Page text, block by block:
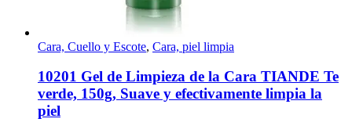
Cara, Cuello y Escote, Cara, piel limpia
10201 Gel de Limpieza de la Cara TIANDE Te
verde, 150g, Suave y efectivamente limpia la
piel